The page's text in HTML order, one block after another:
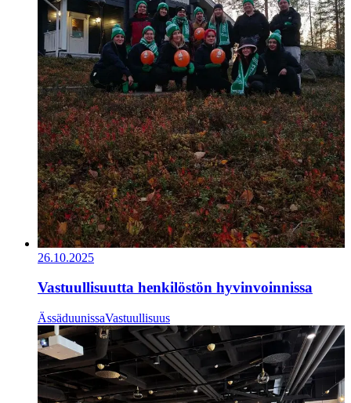
26.10.2025
Vastuullisuutta henkilöstön hyvinvoinnissa
ÄssäduunissaVastuullisuus